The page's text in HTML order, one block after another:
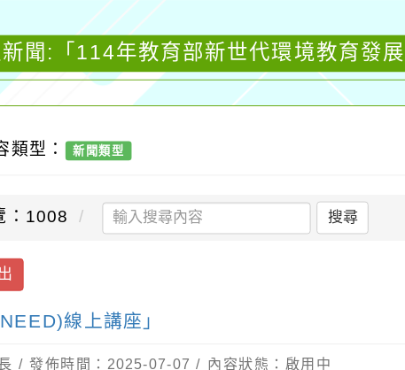
聞:「114年教育部新世代環境教育發
類型： 新聞類型
：1008 搜尋
線上講座」
/ 發佈時間：2025-07-07 / 內容狀態：啟用中